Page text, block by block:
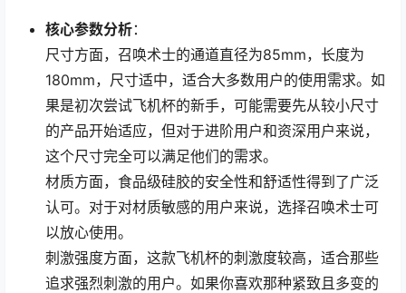
核心参数分析：
尺寸方面，召唤术士的通道直径为85mm，长度为
180mm，尺寸适中，适合大多数用户的使用需求。如
果是初次尝试飞机杯的新手，可能需要先从较小尺寸
的产品开始适应，但对于进阶用户和资深用户来说，
这个尺寸完全可以满足他们的需求。
材质方面，食品级硅胶的安全性和舒适性得到了广泛
认可。对于对材质敏感的用户来说，选择召唤术士可
以放心使用。
刺激强度方面，这款飞机杯的刺激度较高，适合那些
追求强烈刺激的用户。如果你喜欢那种紧致且多变的